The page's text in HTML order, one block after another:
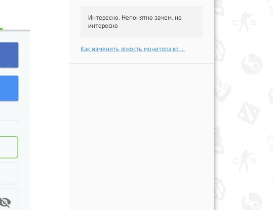
Интересно. Непонятно зачем, но
интересно
Как изменить яркость монитора ко ...